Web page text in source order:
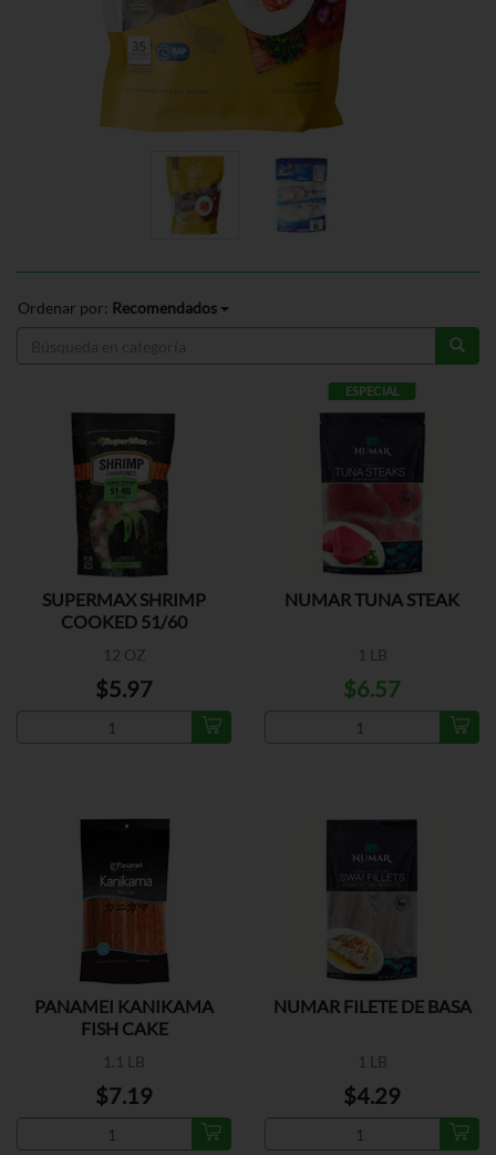
Ordenar por: Recomendados
SUPERMAX SHRIMP
COOKED 51/60
12 OZ
$5.97
ESPECIAL
NUMAR TUNA STEAK
1 LB
$6.57
PANAMEI KANIKAMA
FISH CAKE
1.1 LB
$7.19
NUMAR FILETE DE BASA
1 LB
$4.29